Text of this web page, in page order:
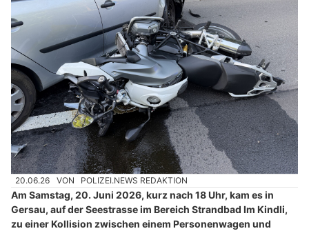
20.06.26 VON POLIZEI.NEWS REDAKTION
Am Samstag, 20. Juni 2026, kurz nach 18 Uhr, kam es in
Gersau, auf der Seestrasse im Bereich Strandbad Im Kindli,
zu einer Kollision zwischen einem Personenwagen und